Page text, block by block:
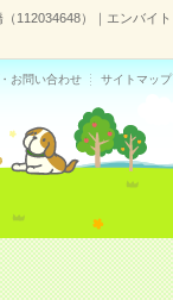
112034648）｜エンバイト
お問い合わせ サイトマップ